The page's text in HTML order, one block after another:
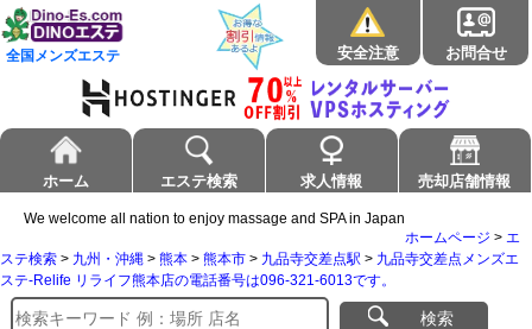
全国メンズエステ 安全注意 お問合せ
ホーム エステ検索 求人情報 売却店舗情報
We welcome all nation to enjoy massage and SPA in Japan
ホームページ > エ
ステ検索 > 九州・沖縄 > 熊本 > 熊本市 > 九品寺交差点駅 > 九品寺交差点メンズエ
ステ-Relife リライフ熊本店の電話番号は096-321-6013です。
検索